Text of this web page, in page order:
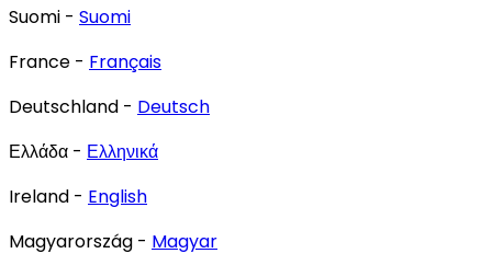
Suomi - Suomi
France - Français
Deutschland - Deutsch
Ελλάδα - Ελληνικά
Ireland - English
Magyarország - Magyar